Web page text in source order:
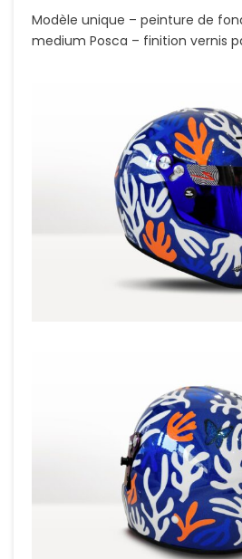
Modèle unique – peinture de
medium Posca – finition vernis